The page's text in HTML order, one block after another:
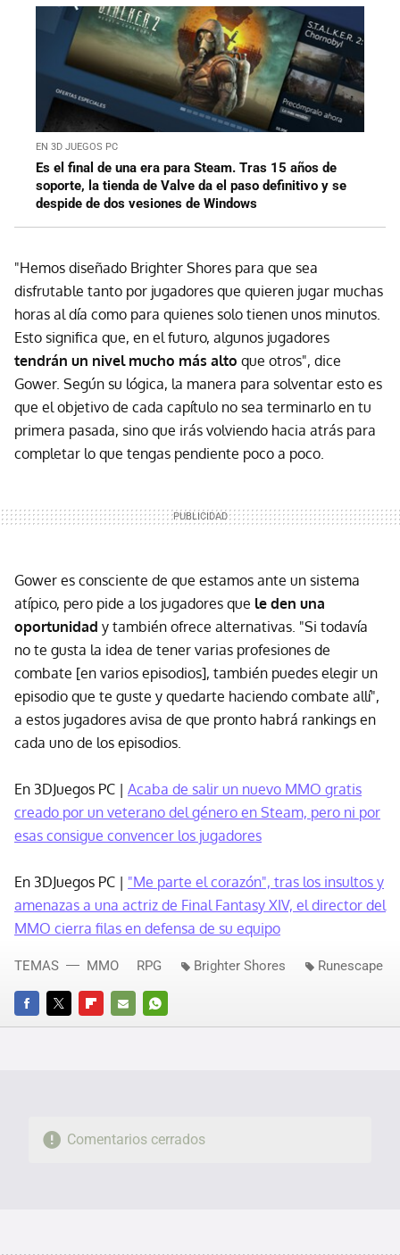
EN 3D JUEGOS PC
Es el final de una era para Steam. Tras 15 años de
soporte, la tienda de Valve da el paso definitivo y se
despide de dos vesiones de Windows
"Hemos diseñado Brighter Shores para que sea
disfrutable tanto por jugadores que quieren jugar muchas
horas al día como para quienes solo tienen unos minutos.
Esto significa que, en el futuro, algunos jugadores
tendrán un nivel mucho más alto que otros", dice
Gower. Según su lógica, la manera para solventar esto es
que el objetivo de cada capítulo no sea terminarlo en tu
primera pasada, sino que irás volviendo hacia atrás para
completar lo que tengas pendiente poco a poco.
Gower es consciente de que estamos ante un sistema
atípico, pero pide a los jugadores que le den una
oportunidad y también ofrece alternativas. "Si todavía
no te gusta la idea de tener varias profesiones de
combate [en varios episodios], también puedes elegir un
episodio que te guste y quedarte haciendo combate allí",
a estos jugadores avisa de que pronto habrá rankings en
cada uno de los episodios.
En 3DJuegos PC | Acaba de salir un nuevo MMO gratis
creado por un veterano del género en Steam, pero ni por
esas consigue convencer los jugadores
En 3DJuegos PC | "Me parte el corazón", tras los insultos y
amenazas a una actriz de Final Fantasy XIV, el director del
MMO cierra filas en defensa de su equipo
FACEBOOKTWITTERFLIPBOARD
E-
WHATSAPP
TEMAS MMO RPG Brighter Shores Runescape
Comentarios cerrados